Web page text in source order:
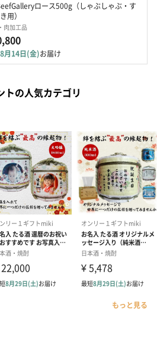
ロース500g（しゃぶしゃぶ・す
用）
肉加工品
8月14日(金)お届け
トの人気カテゴリ
もっと見る